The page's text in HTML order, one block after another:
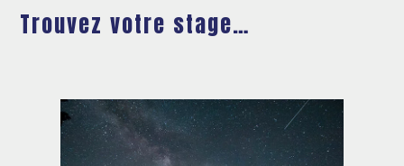
Trouvez votre stage…